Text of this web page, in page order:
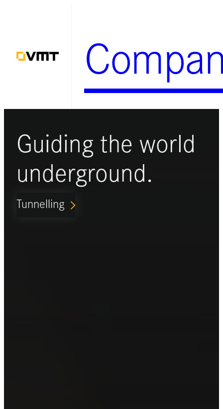
springen
Guiding the world
underground.
Tunnelling ARROW_FORWARD_IOS